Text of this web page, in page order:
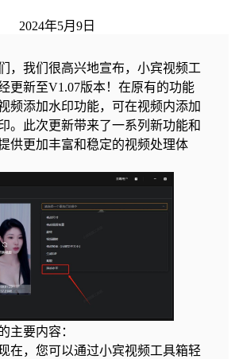
2024年5月9日
，我们很高兴地宣布，小宾视频工
更新至V1.07版本！在原有的功能
频添加水印功能，可在视频内添加
。此次更新带来了一系列新功能和
供更加丰富和稳定的视频处理体
主要内容：
在，您可以通过小宾视频工具箱轻